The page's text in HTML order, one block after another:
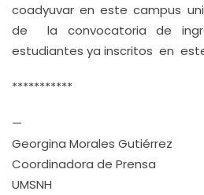
coadyuvar en este campus
de la convocatoria de
estudiantes ya inscritos en
***********
—
Georgina Morales Gutiérrez
Coordinadora de Prensa
UMSNH